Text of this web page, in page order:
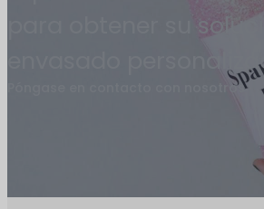
para obtener su
envasado
Póngase en contacto con nosotros